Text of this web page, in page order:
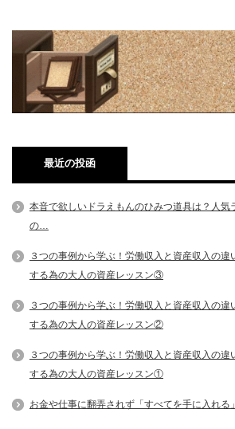
最近の投函
本音で欲しいドラえもんのひみつ道具は？人気
の…
３つの事例から学ぶ！労働収入と資産収入の違
する為の大人の資産レッスン③
３つの事例から学ぶ！労働収入と資産収入の違
する為の大人の資産レッスン②
３つの事例から学ぶ！労働収入と資産収入の違
する為の大人の資産レッスン①
お金や仕事に翻弄されず「すべてを手に入れる